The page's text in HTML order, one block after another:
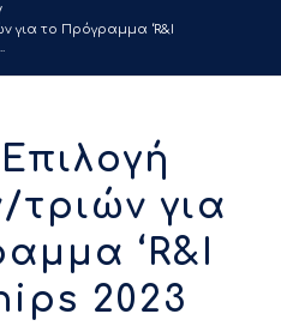
για το Πρόγραμμα ‘R&I
για
‘R&I
2023